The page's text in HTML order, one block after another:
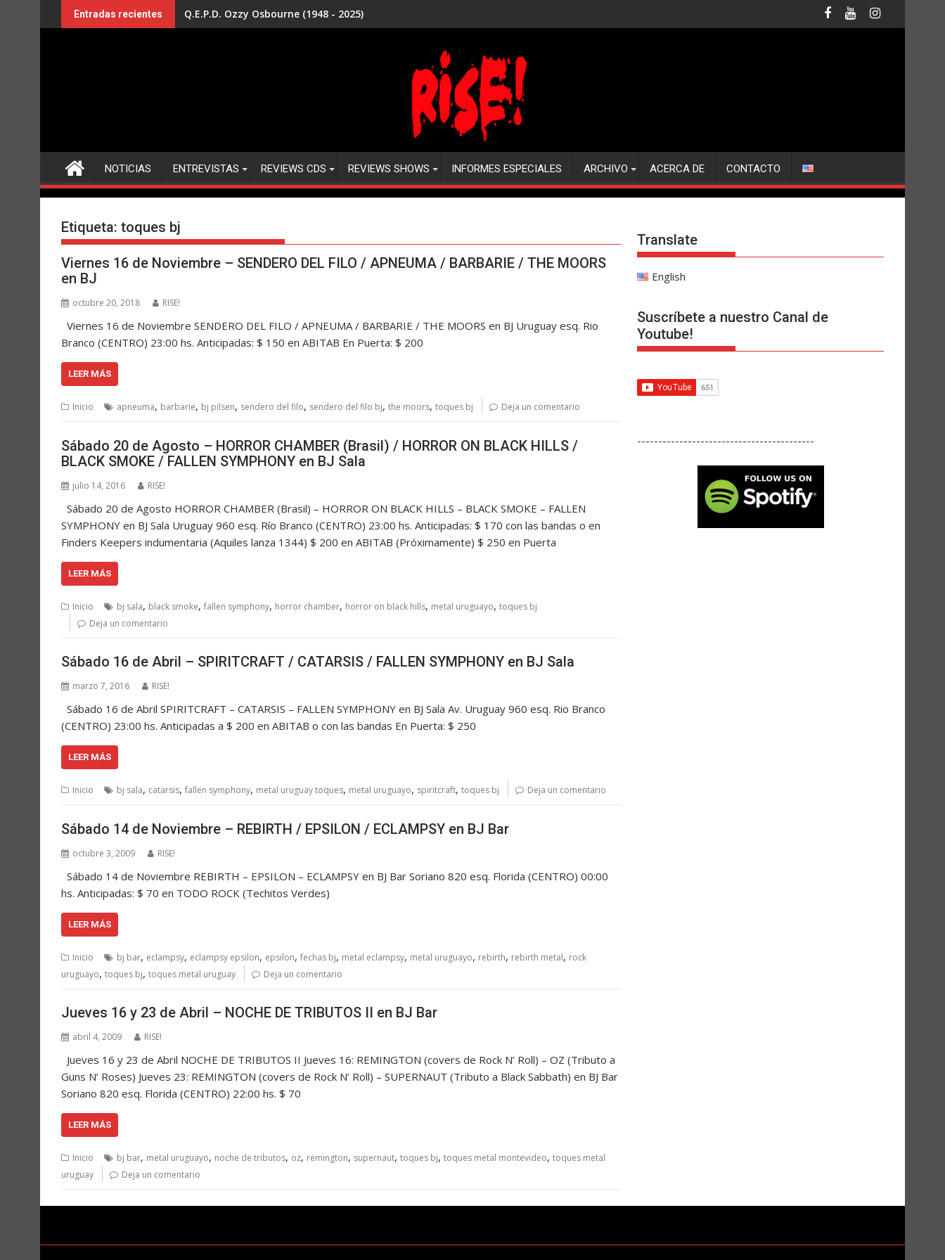
al
Entradas recientes Q.E.P.D. Ozzy Osbourne (1948 - 2025)
NOTICIAS ENTREVISTAS REVIEWS CDS REVIEWS SHOWS INFORMES ESPECIALES ARCHIVO ACERCA DE CONTACTO
Etiqueta: toques bj
Viernes 16 de Noviembre – SENDERO DEL FILO / APNEUMA / BARBARIE / THE MOORS
en BJ
octubre 20, 2018 RISE!
Viernes 16 de Noviembre SENDERO DEL FILO / APNEUMA / BARBARIE / THE MOORS en BJ Uruguay esq. Rio
Branco (CENTRO) 23:00 hs. Anticipadas: $ 150 en ABITAB En Puerta: $ 200
LEER MÁS
Inicio apneuma, barbarie, bj pilsen, sendero del filo, sendero del filo bj, the moors, toques bj Deja un comentario
Sábado 20 de Agosto – HORROR CHAMBER (Brasil) / HORROR ON BLACK HILLS /
BLACK SMOKE / FALLEN SYMPHONY en BJ Sala
julio 14, 2016 RISE!
Sábado 20 de Agosto HORROR CHAMBER (Brasil) – HORROR ON BLACK HILLS – BLACK SMOKE – FALLEN
SYMPHONY en BJ Sala Uruguay 960 esq. Río Branco (CENTRO) 23:00 hs. Anticipadas: $ 170 con las bandas o en
Finders Keepers indumentaria (Aquiles lanza 1344) $ 200 en ABITAB (Próximamente) $ 250 en Puerta
LEER MÁS
Inicio bj sala, black smoke, fallen symphony, horror chamber, horror on black hills, metal uruguayo, toques bj
Deja un comentario
Sábado 16 de Abril – SPIRITCRAFT / CATARSIS / FALLEN SYMPHONY en BJ Sala
marzo 7, 2016 RISE!
Sábado 16 de Abril SPIRITCRAFT – CATARSIS – FALLEN SYMPHONY en BJ Sala Av. Uruguay 960 esq. Rio Branco
(CENTRO) 23:00 hs. Anticipadas a $ 200 en ABITAB o con las bandas En Puerta: $ 250
LEER MÁS
Inicio bj sala, catarsis, fallen symphony, metal uruguay toques, metal uruguayo, spiritcraft, toques bj Deja un comentario
Sábado 14 de Noviembre – REBIRTH / EPSILON / ECLAMPSY en BJ Bar
octubre 3, 2009 RISE!
Sábado 14 de Noviembre REBIRTH – EPSILON – ECLAMPSY en BJ Bar Soriano 820 esq. Florida (CENTRO) 00:00
hs. Anticipadas: $ 70 en TODO ROCK (Techitos Verdes)
LEER MÁS
Inicio bj bar, eclampsy, eclampsy epsilon, epsilon, fechas bj, metal eclampsy, metal uruguayo, rebirth, rebirth metal, rock
uruguayo, toques bj, toques metal uruguay Deja un comentario
Jueves 16 y 23 de Abril – NOCHE DE TRIBUTOS II en BJ Bar
abril 4, 2009 RISE!
Jueves 16 y 23 de Abril NOCHE DE TRIBUTOS II Jueves 16: REMINGTON (covers de Rock N’ Roll) – OZ (Tributo a
Guns N’ Roses) Jueves 23: REMINGTON (covers de Rock N’ Roll) – SUPERNAUT (Tributo a Black Sabbath) en BJ Bar
Soriano 820 esq. Florida (CENTRO) 22:00 hs. $ 70
LEER MÁS
Inicio bj bar, metal uruguayo, noche de tributos, oz, remington, supernaut, toques bj, toques metal montevideo, toques metal
uruguay
Deja un comentario
Translate
English
Suscríbete a nuestro Canal de
Youtube!
------------------------------------------